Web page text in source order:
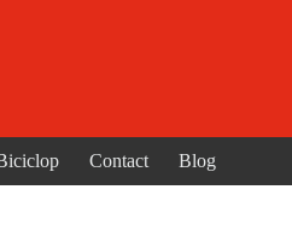
Contact Blog